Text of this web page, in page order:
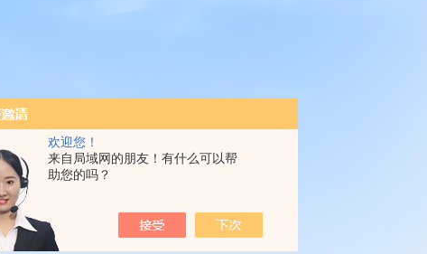
欢迎您！
来自局域网的朋友！有什么可以帮
助您的吗？